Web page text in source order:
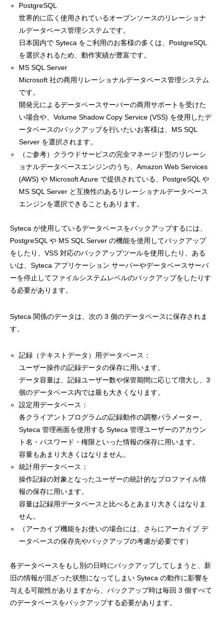
PostgreSQL
世界的に広く使用されているオープンソースのリレーショナ
ルデータベース管理システムです。
日本国内で Syteca をご利用のお客様の多くは、PostgreSQL
を選択されるため、動作実績が豊富です。
MS SQL Server
Microsoft 社の商用リレーショナルデータベース管理システム
です。
開発元によるデータベースサーバーの商用サポートを受けた
い場合や、Volume Shadow Copy Service (VSS) を使用したデ
ータベースのバックアップを行いたいお客様は、MS SQL
Server を選択されます。
（ご参考）クラウドサービスの完全マネージド型のリレーシ
ョナルデータベースエンジンのうち、Amazon Web Services
(AWS) や Microsoft Azure で提供されている、PostgreSQL や
MS SQL Server と互換性のあるリレーショナルデータベース
エンジンを選択できることもあります。
Syteca が使用しているデータベースをバックアップするには、
PostgreSQL や MS SQL Server の機能を使用してバックアップ
をしたり、VSS 対応のバックアップツールを使用したり、ある
いは、Syteca アプリケーション サーバーやデータベースサーバ
ーを停止してファイルシステムレベルのバックアップをしたりす
る必要があります。
Syteca 関係のデータは、次の 3 個のデータベースに保存されま
す。
記録（テキストデータ）用データベース：
ユーザー操作の記録データの保存に用います。
データ容量は、記録ユーザー数や保管期間に応じて増大し、3
個のデータベース内では最も大きくなります。
設定用データベース：
各クライアントプログラムの記録動作の調整パラメーター、
Syteca 管理画面を使用する Syteca 管理ユーザーのアカウン
ト名・パスワード・権限といった情報の保存に用います。
容量もあまり大きくはなりません。
統計用データベース：
操作記録の対象となったユーザーの統計的なプロファイル情
報の保存に用います。
容量は記録用データベースと比べるとあまり大きくはなりま
せん。
（アーカイブ機能をお使いの場合には、さらにアーカイブ デ
ータベースの保存先やバックアップの考慮が必要です）
各データベースをもし別の日時にバックアップしてしまうと、新
旧の情報が混ざった状態になってしまい Syteca の動作に影響を
与える可能性がありますから、バックアップ時は毎回 3 個すべて
のデータベースをバックアップする必要があります。